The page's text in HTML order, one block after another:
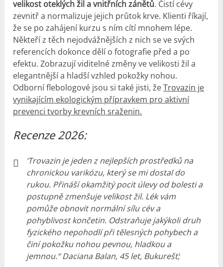
velikost oteklých žil a vnitřních zánětů. Čistí cévy
zevnitř a normalizuje jejich průtok krve. Klienti říkají,
že se po zahájení kurzu s ním cítí mnohem lépe.
Někteří z těch nejodvážnějších z nich se ve svých
referencích dokonce dělí o fotografie před a po
efektu. Zobrazují viditelné změny ve velikosti žil a
elegantnější a hladší vzhled pokožky nohou.
Odborní flebologové jsou si také jisti, žeTrovazin je
vynikajícím ekologickým přípravkem pro aktivní
prevenci tvorby krevních sraženin.
Recenze 2026:
‘Trovazin je jeden z nejlepších prostředků na
chronickou varikózu, který se mi dostal do
rukou. Přináší okamžitý pocit úlevy od bolesti a
postupně zmenšuje velikost žil. Lék vám
pomůže obnovit normální sílu cév a
pohyblivost končetin. Odstraňuje jakýkoli druh
fyzického nepohodlí při tělesných pohybech a
činí pokožku nohou pevnou, hladkou a
jemnou.“ Daciana Balan, 45 let, Bukurešť;